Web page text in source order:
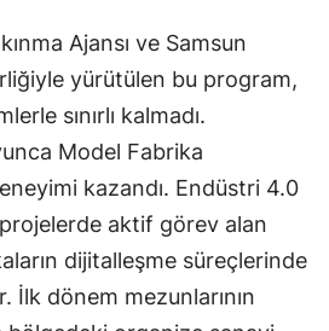
Ajansı ve Samsun
yürütülen bu program,
sınırlı kalmadı.
Model Fabrika
kazandı. Endüstri 4.0
aktif görev alan
dijitalleşme süreçlerinde
İlk dönem mezunlarının